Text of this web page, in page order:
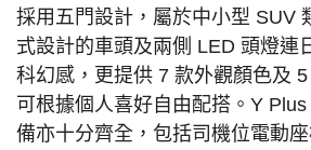
採用五門設計，屬於中小型 SUV
式設計的車頭及兩側 LED 頭燈連
科幻感，更提供 7 款外觀顏色及
可根據個人喜好自由配搭。Y
備亦十分齊全，包括司機位電動